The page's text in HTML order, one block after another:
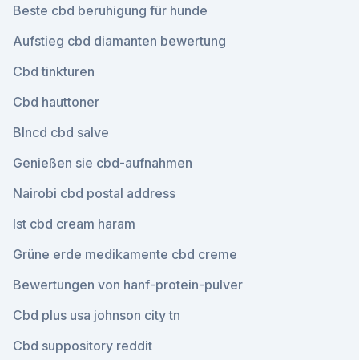
Beste cbd beruhigung für hunde
Aufstieg cbd diamanten bewertung
Cbd tinkturen
Cbd hauttoner
Blncd cbd salve
Genießen sie cbd-aufnahmen
Nairobi cbd postal address
Ist cbd cream haram
Grüne erde medikamente cbd creme
Bewertungen von hanf-protein-pulver
Cbd plus usa johnson city tn
Cbd suppository reddit